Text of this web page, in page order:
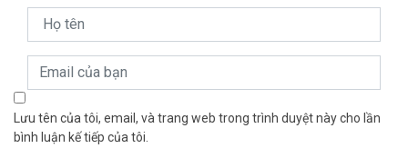
Lưu tên của tôi, email, và trang web trong trình duyệt này cho lần
bình luận kế tiếp của tôi.